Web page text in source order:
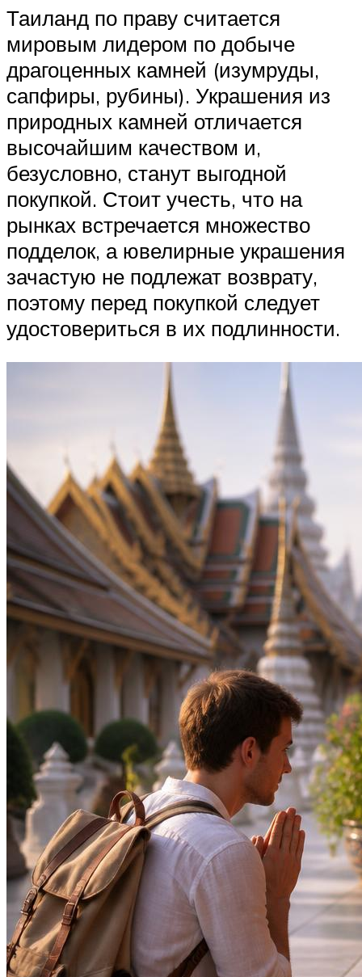
Таиланд по праву считается
мировым лидером по добыче
драгоценных камней (изумруды,
сапфиры, рубины). Украшения из
природных камней отличается
высочайшим качеством и,
безусловно, станут выгодной
покупкой. Стоит учесть, что на
рынках встречается множество
подделок, а ювелирные украшения
зачастую не подлежат возврату,
поэтому перед покупкой следует
удостовериться в их подлинности.